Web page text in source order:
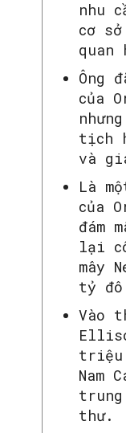
nhu
cơ
quan
Ông
của
tịch
và
Là
của
đám
lại
mây
tỷ đô
Vào
triệu
Nam
thư.